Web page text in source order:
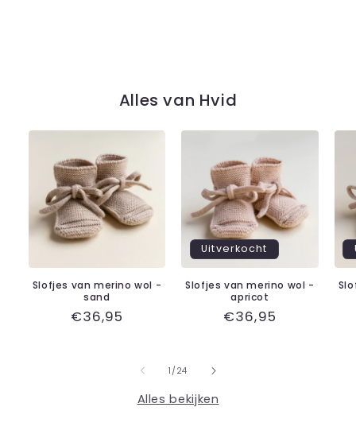
Alles van Hvid
Slofjes van merino wol -
sand
Normale
€36,95
Uitverkocht
Slofjes van merino wol -
apricot
Normale
€36,95
1 / van
24
Alles bekijken